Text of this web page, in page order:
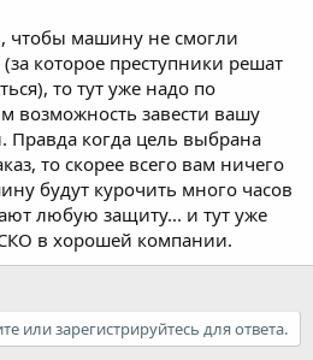
чтобы машину не смогли
которое преступники решат
то тут уже надо по
возможность завести вашу
Правда когда цель выбрана
то скорее всего вам ничего
будут курочить много часов
любую защиту... и тут уже
в хорошей компании.
или зарегистрируйтесь для ответа.